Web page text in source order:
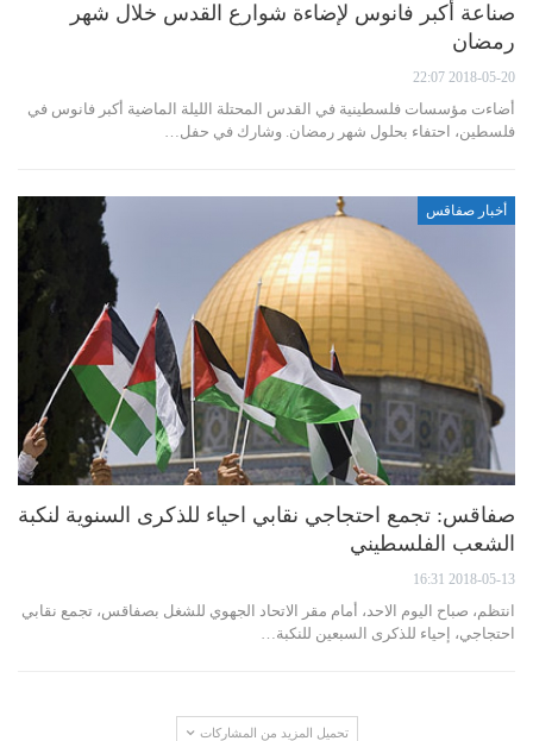
صناعة أكبر فانوس لإضاءة شوارع القدس خلال شهر
رمضان
2018-05-20 22:07
أضاءت مؤسسات فلسطينية في القدس المحتلة الليلة الماضية أكبر فانوس في
فلسطين، احتفاء بحلول شهر رمضان. وشارك في حفل…
أخبار صفاقس
صفاقس: تجمع احتجاجي نقابي احياء للذكرى السنوية لنكبة
الشعب الفلسطيني
2018-05-13 16:31
انتظم، صباح اليوم الاحد، أمام مقر الاتحاد الجهوي للشغل بصفاقس، تجمع نقابي
احتجاجي، إحياء للذكرى السبعين للنكبة…
تحميل المزيد من المشاركات